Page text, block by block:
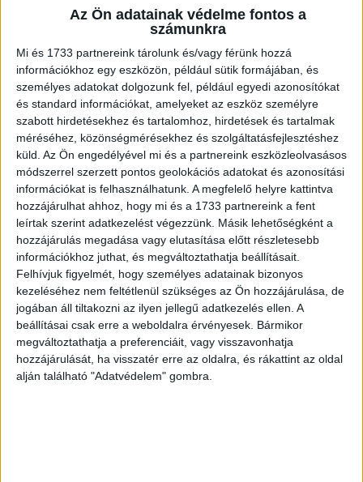
Az Ön adatainak védelme fontos a
számunkra
Mi és 1733 partnereink tárolunk és/vagy férünk hozzá
információkhoz egy eszközön, például sütik formájában, és
személyes adatokat dolgozunk fel, például egyedi azonosítókat
és standard információkat, amelyeket az eszköz személyre
szabott hirdetésekhez és tartalomhoz, hirdetések és tartalmak
méréséhez, közönségmérésekhez és szolgáltatásfejlesztéshez
küld. Az Ön engedélyével mi és a partnereink eszközleolvasásos
módszerrel szerzett pontos geolokációs adatokat és azonosítási
információkat is felhasználhatunk. A megfelelő helyre kattintva
hozzájárulhat ahhoz, hogy mi és a 1733 partnereink a fent
leírtak szerint adatkezelést végezzünk. Másik lehetőségként a
hozzájárulás megadása vagy elutasítása előtt részletesebb
információkhoz juthat, és megváltoztathatja beállításait.
Felhívjuk figyelmét, hogy személyes adatainak bizonyos
kezeléséhez nem feltétlenül szükséges az Ön hozzájárulása, de
jogában áll tiltakozni az ilyen jellegű adatkezelés ellen. A
beállításai csak erre a weboldalra érvényesek. Bármikor
megváltoztathatja a preferenciáit, vagy visszavonhatja
hozzájárulását, ha visszatér erre az oldalra, és rákattint az oldal
alján található "Adatvédelem" gombra.
Szerinte a közbeszédben emlegetett hatalmas veszteség
nem valódi vagyonvesztés, hanem abból fakad, hogy
egyesek más módszerrel számolják az érintett
vagyonelemek értékét. Azt írta, hogy az alapítványok
önállóan működtek, az MNB nem irányíthatta azok
gazdálkodását, és a befektetett eszközök továbbra is
szerepelnek a mérlegekben.
Hirdetés
Külön kitért a Globe Trade Centre S.A.
részvénycsomagjára is, amely szerinte mögöttes
ingatlanvagyonnal rendelkező, hosszú távú befektetés,
ezért nem lehet pusztán az aktuális tőzsdei árfolyam
alapján megítélni. A volt jegybankelnök szerint a befektetés
értékét nem napi piaci hangulat, hanem hosszabb távon az
eszközök tényleges értéke mutatja meg.